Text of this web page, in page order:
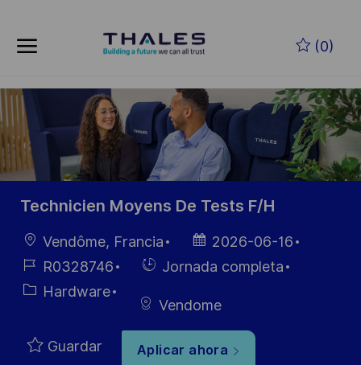
(0)
-
Technicien Moyens De Tests F/H
Ubicación
Vendôme, Francia
Fecha de
publicación
2026-06-16
ID de
empleo
R0328746
HiringJornada completa
Categoría
Hardware
Vendome
Guardar Aplicar ahora